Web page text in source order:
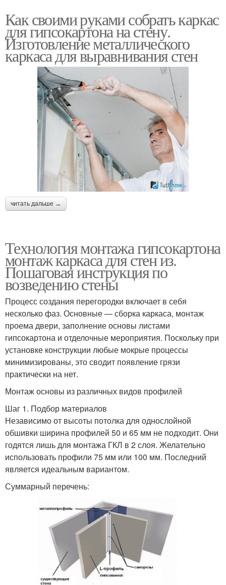
Как своими руками собрать каркас
для гипсокартона на стену.
Изготовление металлического
каркаса для выравнивания стен
читать дальше →
Технология монтажа гипсокартона
монтаж каркаса для стен из.
Пошаговая инструкция по
возведению стены
Процесс создания перегородки включает в себя
несколько фаз. Основные — сборка каркаса, монтаж
проема двери, заполнение основы листами
гипсокартона и отделочные мероприятия. Поскольку при
установке конструкции любые мокрые процессы
минимизированы, это сводит появление грязи
практически на нет.
Монтаж основы из различных видов профилей
Шаг 1. Подбор материалов
Независимо от высоты потолка для однослойной
обшивки ширина профилей 50 и 65 мм не подходит. Они
годятся лишь для монтажа ГКЛ в 2 слоя. Желательно
использовать профили 75 мм или 100 мм. Последний
является идеальным вариантом.
Суммарный перечень: